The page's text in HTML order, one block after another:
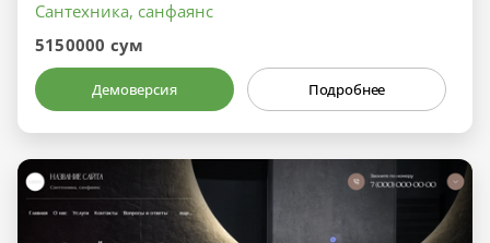
Сантехника, санфаянс
5150000 сум
Демоверсия Подробнее